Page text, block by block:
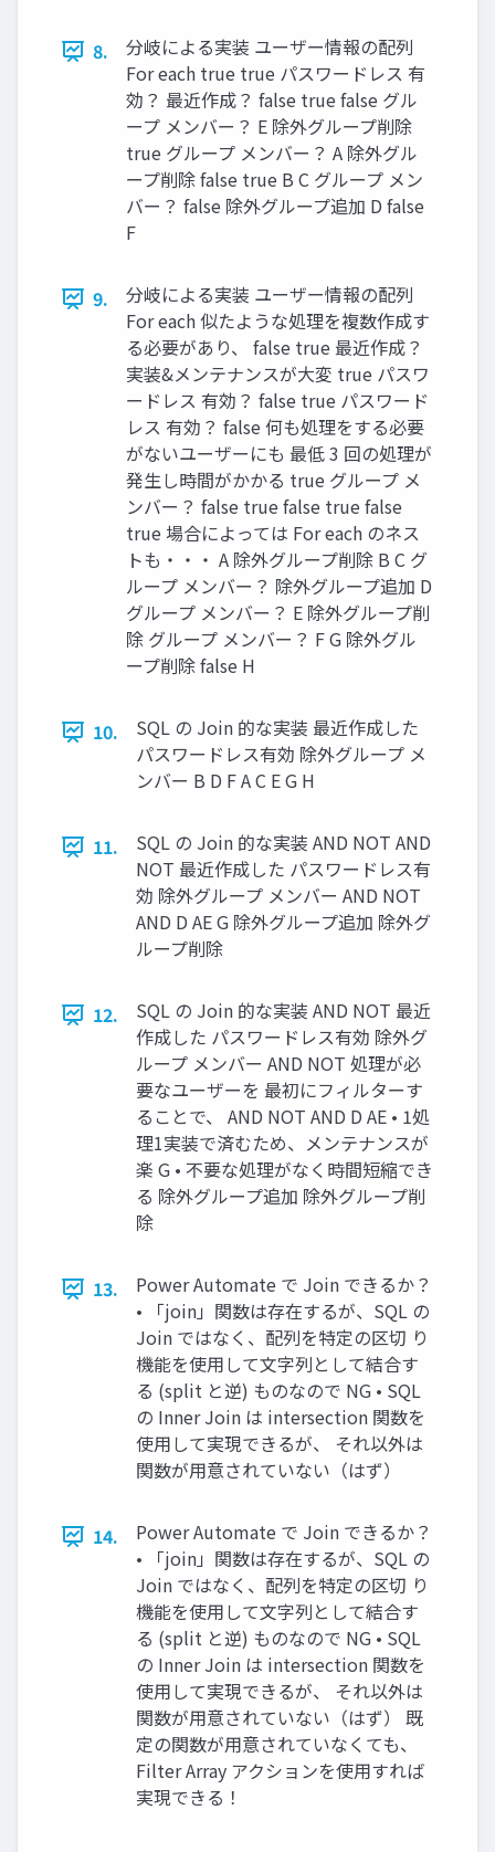
8.
分岐による実装 ユーザー情報の配列
For each true true パスワードレス 有
効？ 最近作成？ false true false グル
ープ メンバー？ E 除外グループ削除
true グループ メンバー？ A 除外グル
ープ削除 false true B C グループ メン
バー？ false 除外グループ追加 D false
F
9.
分岐による実装 ユーザー情報の配列
For each 似たような処理を複数作成す
る必要があり、 false true 最近作成？
実装&メンテナンスが大変 true パスワ
ードレス 有効？ false true パスワード
レス 有効？ false 何も処理をする必要
がないユーザーにも 最低 3 回の処理が
発生し時間がかかる true グループ メ
ンバー？ false true false true false
true 場合によっては For each のネス
トも・・・ A 除外グループ削除 B C グ
ループ メンバー？ 除外グループ追加 D
グループ メンバー？ E 除外グループ削
除 グループ メンバー？ F G 除外グル
ープ削除 false H
10.
SQL の Join 的な実装 最近作成した
パスワードレス有効 除外グループ メ
ンバー B D F A C E G H
11.
SQL の Join 的な実装 AND NOT AND
NOT 最近作成した パスワードレス有
効 除外グループ メンバー AND NOT
AND D AE G 除外グループ追加 除外グ
ループ削除
12.
SQL の Join 的な実装 AND NOT 最近
作成した パスワードレス有効 除外グ
ループ メンバー AND NOT 処理が必
要なユーザーを 最初にフィルターす
ることで、 AND NOT AND D AE • 1処
理1実装で済むため、メンテナンスが
楽 G • 不要な処理がなく時間短縮でき
る 除外グループ追加 除外グループ削
除
13.
Power Automate で Join できるか？
• 「join」関数は存在するが、SQL の
Join ではなく、配列を特定の区切 り
機能を使用して文字列として結合す
る (split と逆) ものなので NG • SQL
の Inner Join は intersection 関数を
使用して実現できるが、 それ以外は
関数が用意されていない（はず）
14.
Power Automate で Join できるか？
• 「join」関数は存在するが、SQL の
Join ではなく、配列を特定の区切 り
機能を使用して文字列として結合す
る (split と逆) ものなので NG • SQL
の Inner Join は intersection 関数を
使用して実現できるが、 それ以外は
関数が用意されていない（はず） 既
定の関数が用意されていなくても、
Filter Array アクションを使用すれば
実現できる！